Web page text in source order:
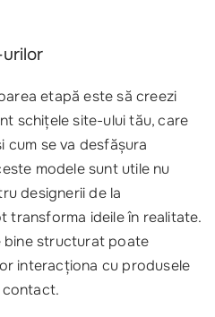
etapă este să creezi
schițele site-ului tău, care
se va desfășura
modele sunt utile nu
designerii de la
transforma ideile în realitate.
bine structurat poate
interacționa cu produsele
contact.